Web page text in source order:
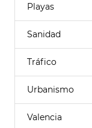
Playas
Sanidad
Tráfico
Urbanismo
Valencia